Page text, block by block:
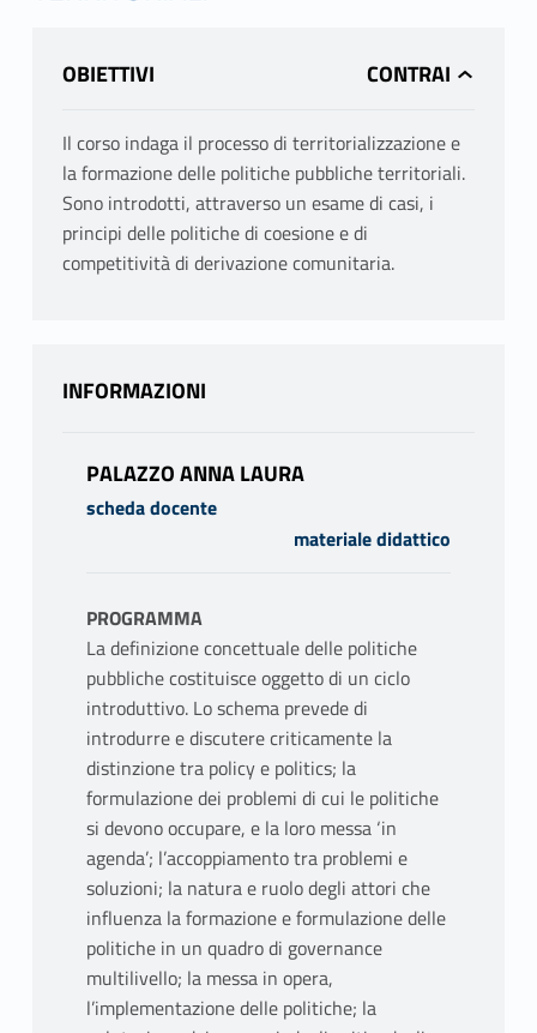
OBIETTIVI
Il corso indaga il processo di territorializzazione e
la formazione delle politiche pubbliche territoriali.
Sono introdotti, attraverso un esame di casi, i
principi delle politiche di coesione e di
competitività di derivazione comunitaria.
INFORMAZIONI
PALAZZO ANNA LAURA
scheda docente
materiale didattico
PROGRAMMA
La definizione concettuale delle politiche
pubbliche costituisce oggetto di un ciclo
introduttivo. Lo schema prevede di
introdurre e discutere criticamente la
distinzione tra policy e politics; la
formulazione dei problemi di cui le politiche
si devono occupare, e la loro messa ‘in
agenda’; l’accoppiamento tra problemi e
soluzioni; la natura e ruolo degli attori che
influenza la formazione e formulazione delle
politiche in un quadro di governance
multilivello; la messa in opera,
l’implementazione delle politiche; la